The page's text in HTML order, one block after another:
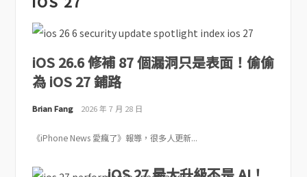
iOS 26.6 修補 87 個漏洞只是表面！偷偷
為 iOS 27 鋪路
Brian Fang 2026 年 7 月 28 日
《iPhone News 愛瘋了》報導，很多人更新...